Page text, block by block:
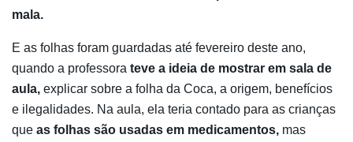
mala.
E as folhas foram guardadas até fevereiro deste ano,
quando a professora teve a ideia de mostrar em sala de
aula, explicar sobre a folha da Coca, a origem, benefícios
e ilegalidades. Na aula, ela teria contado para as crianças
que as folhas são usadas em medicamentos, mas